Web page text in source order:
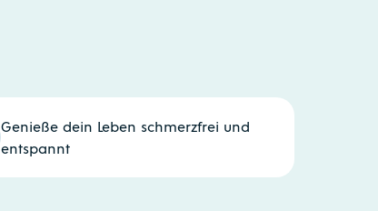
Genieße dein Leben schmerzfrei und
entspannt